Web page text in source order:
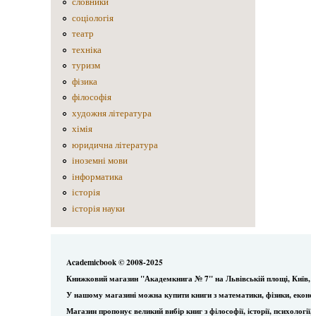
соціологія
театр
техніка
туризм
фізика
філософія
художня література
хімія
юридична література
іноземні мови
інформатика
історія
історія науки
Academicbook © 2008-2025
Книжковий магазин "Академкнига № 7" на Львівській площі, Київ,
У нашому магазині можна купити книги з математики, фізики,
Магазин пропонує великий вибір книг з філософії, історії,